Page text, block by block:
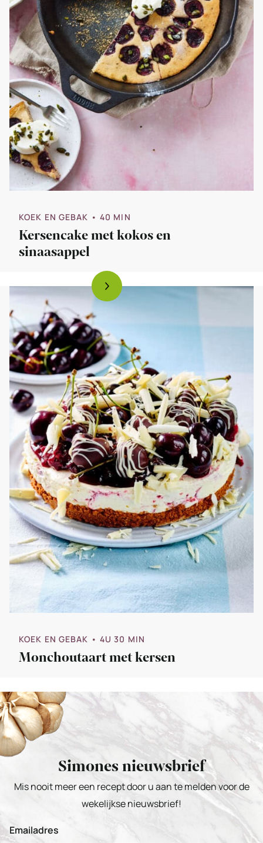
KOEK EN GEBAK • 40 MIN
Kersencake met kokos en
sinaasappel
KOEK EN GEBAK • 4U 30 MIN
Monchoutaart met kersen
Simones nieuwsbrief
Mis nooit meer een recept door u aan te melden voor de
wekelijkse nieuwsbrief!
Emailadres